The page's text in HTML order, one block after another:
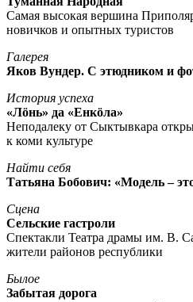
Самая высокая вершина
новичков и опытных туристов
Галерея
Яков Вундер. С этюдником и
История успеха
«Лöнь» да «Енкöла»
Неподалеку от Сыктывкара
к коми культуре
Найти себя
Татьяна Бобович: «Модель –
Сцена
Сельские гастроли
Спектакли Театра драмы им. В.
жители районов республики
Былое
Забытая дорога